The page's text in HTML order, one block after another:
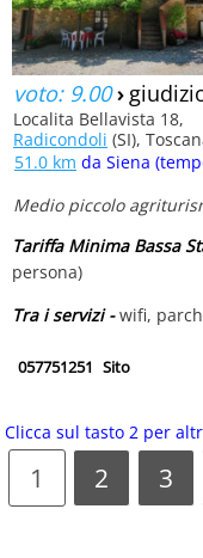
voto: 9.00›
Localita Bellavista 18,
Radicondoli (SI),
51.0 km da Siena
Medio piccolo
Tariffa Minima Bassa
persona)
Tra i servizi -wifi,
057751251 Sito
Clicca sul tasto 2 per
1 2 3